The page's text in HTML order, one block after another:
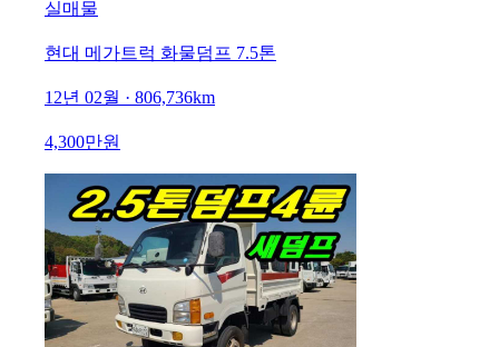
실매물
현대 메가트럭 화물덤프 7.5톤
12년 02월 · 806,736km
4,300만원